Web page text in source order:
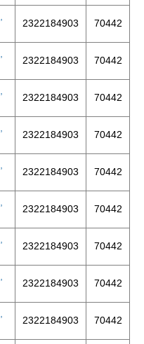
2322184903 70442
2322184903 70442
2322184903 70442
2322184903 70442
2322184903 70442
2322184903 70442
2322184903 70442
2322184903 70442
2322184903 70442